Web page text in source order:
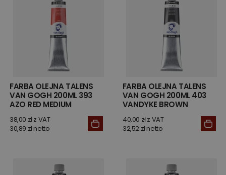
FARBA OLEJNA TALENS
VAN GOGH 200ML 393
AZO RED MEDIUM
38,00 zł z VAT
30,89 zł netto
FARBA OLEJNA TALENS
VAN GOGH 200ML 403
VANDYKE BROWN
40,00 zł z VAT
32,52 zł netto